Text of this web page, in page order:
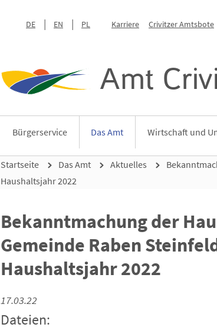
DE EN PL Karriere Crivitzer Amtsbote
Amt
Bürgerservice Das Amt Wirtschaft und
Startseite Das Amt Aktuelles
Haushaltsjahr 2022
Bekanntmachung der
Gemeinde Raben
Haushaltsjahr 2022
17.03.22
Dateien: